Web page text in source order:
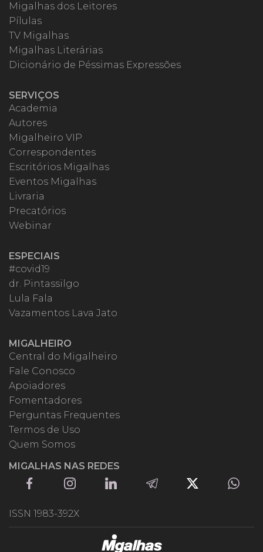
Migalhas dos Leitores
Pílulas
TV Migalhas
Migalhas Literárias
Dicionário de Péssimas Expressões
SERVIÇOS
Academia
Autores
Migalheiro VIP
Correspondentes
Escritórios Migalhas
Eventos Migalhas
Livraria
Precatórios
Webinar
ESPECIAIS
#covid19
dr. Pintassilgo
Lula Fala
Vazamentos Lava Jato
MIGALHEIRO
Central do Migalheiro
Fale Conosco
Apoiadores
Fomentadores
Perguntas Frequentes
Termos de Uso
Quem Somos
MIGALHAS NAS REDES
ISSN 1983-392X